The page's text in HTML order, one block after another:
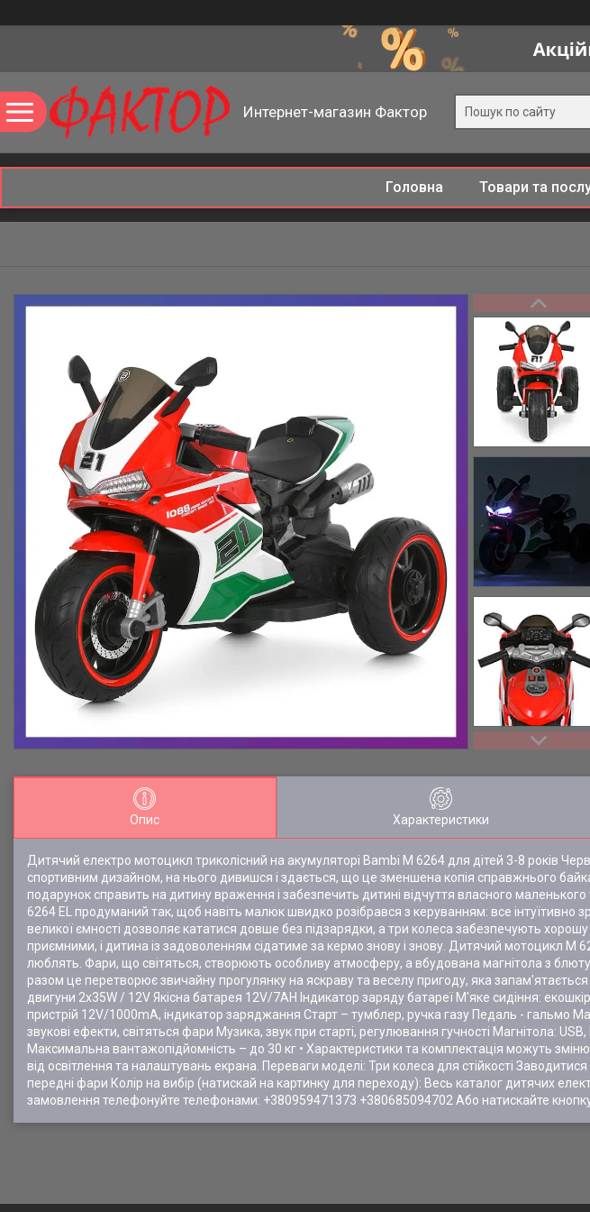
Интернет-магазин Фактор
Головна Товари та
Опис Характеристики
Дитячий електро мотоцикл триколісний на акумуляторі Bambi M 6264 для дітей 3-8 років
спортивним дизайном, на нього дивишся і здається, що це зменшена копія справжнього
подарунок справить на дитину враження і забезпечить дитині відчуття власного
6264 EL продуманий так, щоб навіть малюк швидко розібрався з керуванням: все інтуїтивно
великої ємності дозволяє кататися довше без підзарядки, а три колеса забезпечують
приємними, і дитина із задоволенням сідатиме за кермо знову і знову. Дитячий мотоцикл M
люблять. Фари, що світяться, створюють особливу атмосферу, а вбудована магнітола з
разом це перетворює звичайну прогулянку на яскраву та веселу пригоду, яка
двигуни 2х35W / 12V Якісна батарея 12V/7AH Індикатор заряду батареї М'яке сидіння:
пристрій 12V/1000mA, індикатор заряджання Старт – тумблер, ручка газу Педаль - гальмо
звукові ефекти, світяться фари Музика, звук при старті, регулювання гучності Магнітола:
Максимальна вантажопідйомність – до 30 кг • Характеристики та комплектація можуть
від освітлення та налаштувань екрана. Переваги моделі: Три колеса для стійкості
передні фари Колір на вибір (натискай на картинку для переходу): Весь каталог дитячих
замовлення телефонуйте телефонами: +380959471373 +380685094702 Або натискайте